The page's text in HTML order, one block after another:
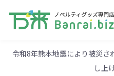
令和8年熊本地震により被災さ
し上